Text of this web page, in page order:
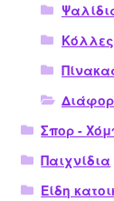
Σπορ -
Παιχνίδια
Είδη